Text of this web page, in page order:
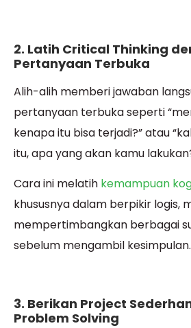
2. Latih Critical Thinking
Pertanyaan Terbuka
Alih-alih memberi jawaban
pertanyaan terbuka seperti
kenapa itu bisa terjadi?” atau
itu, apa yang akan kamu
Cara ini melatih kemampuan
khususnya dalam berpikir logis,
mempertimbangkan berbagai
sebelum mengambil kesimpulan.
3. Berikan Project
Problem Solving